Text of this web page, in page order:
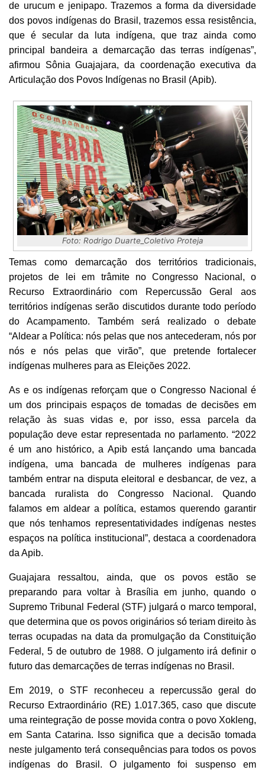
de urucum e jenipapo. Trazemos a forma da diversidade
dos povos indígenas do Brasil, trazemos essa resistência,
que é secular da luta indígena, que traz ainda como
principal bandeira a demarcação das terras indígenas”,
afirmou Sônia Guajajara, da coordenação executiva da
Articulação dos Povos Indígenas no Brasil (Apib).
Foto: Rodrigo Duarte_Coletivo Proteja
Temas como demarcação dos territórios tradicionais,
projetos de lei em trâmite no Congresso Nacional, o
Recurso Extraordinário com Repercussão Geral aos
territórios indígenas serão discutidos durante todo período
do Acampamento. Também será realizado o debate
“Aldear a Política: nós pelas que nos antecederam, nós por
nós e nós pelas que virão”, que pretende fortalecer
indígenas mulheres para as Eleições 2022.
As e os indígenas reforçam que o Congresso Nacional é
um dos principais espaços de tomadas de decisões em
relação às suas vidas e, por isso, essa parcela da
população deve estar representada no parlamento. “2022
é um ano histórico, a Apib está lançando uma bancada
indígena, uma bancada de mulheres indígenas para
também entrar na disputa eleitoral e desbancar, de vez, a
bancada ruralista do Congresso Nacional. Quando
falamos em aldear a política, estamos querendo garantir
que nós tenhamos representatividades indígenas nestes
espaços na política institucional”, destaca a coordenadora
da Apib.
Guajajara ressaltou, ainda, que os povos estão se
preparando para voltar à Brasília em junho, quando o
Supremo Tribunal Federal (STF) julgará o marco temporal,
que determina que os povos originários só teriam direito às
terras ocupadas na data da promulgação da Constituição
Federal, 5 de outubro de 1988. O julgamento irá definir o
futuro das demarcações de terras indígenas no Brasil.
Em 2019, o STF reconheceu a repercussão geral do
Recurso Extraordinário (RE) 1.017.365, caso que discute
uma reintegração de posse movida contra o povo Xokleng,
em Santa Catarina. Isso significa que a decisão tomada
neste julgamento terá consequências para todos os povos
indígenas do Brasil. O julgamento foi suspenso em